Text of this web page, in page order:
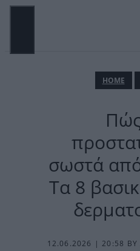
Μετάβαση
ΗΟΜΕ
σωστά
Τα 8
12.06.2026 | 20:58 BY